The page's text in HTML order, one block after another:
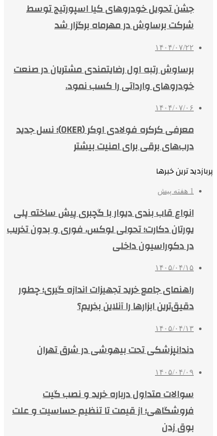
جشن تحویل خودروهای کیا اسپورتیج توسط
شرکت برساوش در مهرماه برگزار شد
۱۴۰۴/۰۷/۲۲
برساوش رتبه اول رضایتمندی مشتریان در صنعت
خودروهای وارداتی را کسب نمود.
۱۴۰۴/۰۷/۰۶
معرفی کرکره فولادی اوکر (OKER)؛ نسل جدید
درب‌های برقی برای امنیت بیشتر
پربازدید ترین خبرها
1 هفته پیش
انواع قاب بندی دیوار با گچبری پیش ساخته پلی
یورتان دکارت؛ تحولی لوکس، فوری و بدون تخریب
در دکوراسیون داخلی
۱۴۰۵/۰۴/۱۵
راهنمای جامع خرید تجهیزات اندازه گیری؛ چطور
دقیق‌ترین ابزارها را آنلاین بخریم؟
۱۴۰۵/۰۴/۱۳
دندانپزشکی تحت بیهوشی در شرق تهران
۱۴۰۵/۰۴/۰۹
سوالات متداول درباره خرید و نصب گیت
فروشگاهی؛ از قیمت تا تنظیم حساسیت و علت
بوق زدن